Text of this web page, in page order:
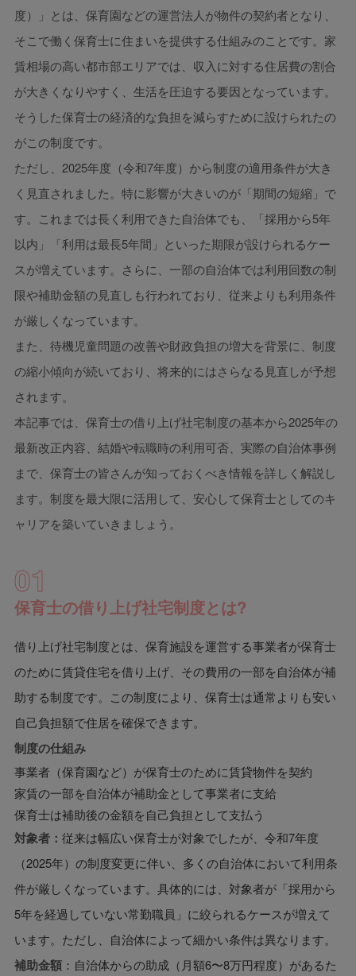
度）」とは、保育園などの運営法人が物件の契約者となり、
そこで働く保育士に住まいを提供する仕組みのことです。家
賃相場の高い都市部エリアでは、収入に対する住居費の割合
が大きくなりやすく、生活を圧迫する要因となっています。
そうした保育士の経済的な負担を減らすために設けられたの
がこの制度です。
ただし、2025年度（令和7年度）から制度の適用条件が大き
く見直されました。特に影響が大きいのが「期間の短縮」で
す。これまでは長く利用できた自治体でも、「採用から5年
以内」「利用は最長5年間」といった期限が設けられるケー
スが増えています。さらに、一部の自治体では利用回数の制
限や補助金額の見直しも行われており、従来よりも利用条件
が厳しくなっています。
また、待機児童問題の改善や財政負担の増大を背景に、制度
の縮小傾向が続いており、将来的にはさらなる見直しが予想
されます。
本記事では、保育士の借り上げ社宅制度の基本から2025年の
最新改正内容、結婚や転職時の利用可否、実際の自治体事例
まで、保育士の皆さんが知っておくべき情報を詳しく解説し
ます。制度を最大限に活用して、安心して保育士としてのキ
ャリアを築いていきましょう。
01
保育士の借り上げ社宅制度とは?
借り上げ社宅制度とは、保育施設を運営する事業者が保育士
のために賃貸住宅を借り上げ、その費用の一部を自治体が補
助する制度です。この制度により、保育士は通常よりも安い
自己負担額で住居を確保できます。
制度の仕組み
事業者（保育園など）が保育士のために賃貸物件を契約
家賃の一部を自治体が補助金として事業者に支給
保育士は補助後の金額を自己負担として支払う
対象者： 従来は幅広い保育士が対象でしたが、令和7年度
（2025年）の制度変更に伴い、多くの自治体において利用条
件が厳しくなっています。具体的には、対象者が「採用から
5年を経過していない常勤職員」に絞られるケースが増えて
います。ただし、自治体によって細かい条件は異なります。
補助金額：自治体からの助成（月額6〜8万円程度）があるた